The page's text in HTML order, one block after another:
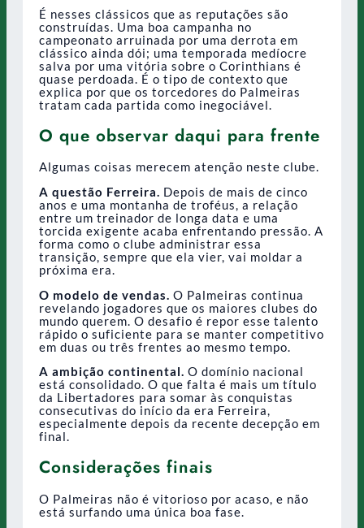
É nesses clássicos que as reputações são
construídas. Uma boa campanha no
campeonato arruinada por uma derrota em
clássico ainda dói; uma temporada medíocre
salva por uma vitória sobre o Corinthians é
quase perdoada. É o tipo de contexto que
explica por que os torcedores do Palmeiras
tratam cada partida como inegociável.
O que observar daqui para frente
Algumas coisas merecem atenção neste clube.
A questão Ferreira. Depois de mais de cinco
anos e uma montanha de troféus, a relação
entre um treinador de longa data e uma
torcida exigente acaba enfrentando pressão. A
forma como o clube administrar essa
transição, sempre que ela vier, vai moldar a
próxima era.
O modelo de vendas. O Palmeiras continua
revelando jogadores que os maiores clubes do
mundo querem. O desafio é repor esse talento
rápido o suficiente para se manter competitivo
em duas ou três frentes ao mesmo tempo.
A ambição continental. O domínio nacional
está consolidado. O que falta é mais um título
da Libertadores para somar às conquistas
consecutivas do início da era Ferreira,
especialmente depois da recente decepção em
final.
Considerações finais
O Palmeiras não é vitorioso por acaso, e não
está surfando uma única boa fase.